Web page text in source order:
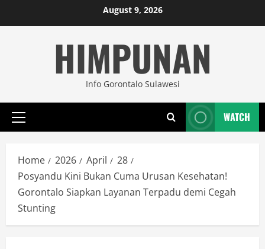
to
August 9, 2026
HIMPUNAN
Info Gorontalo Sulawesi
Primary
WATCH
Home 2026 April
28
Posyandu Kini Bukan Cuma Urusan Kesehatan!
Gorontalo Siapkan Layanan Terpadu demi Cegah
Stunting